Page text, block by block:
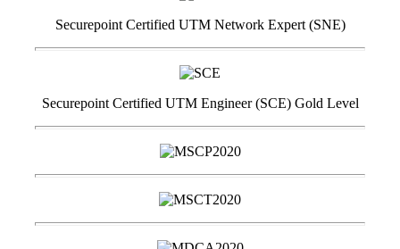
Securepoint Certified UTM Network Expert (SNE)
Securepoint Certified UTM Engineer (SCE) Gold Level